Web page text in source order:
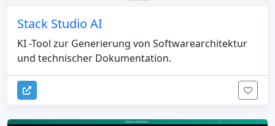
Stack Studio AI
KI -Tool zur Generierung von Softwarearchitektur
und technischer Dokumentation.